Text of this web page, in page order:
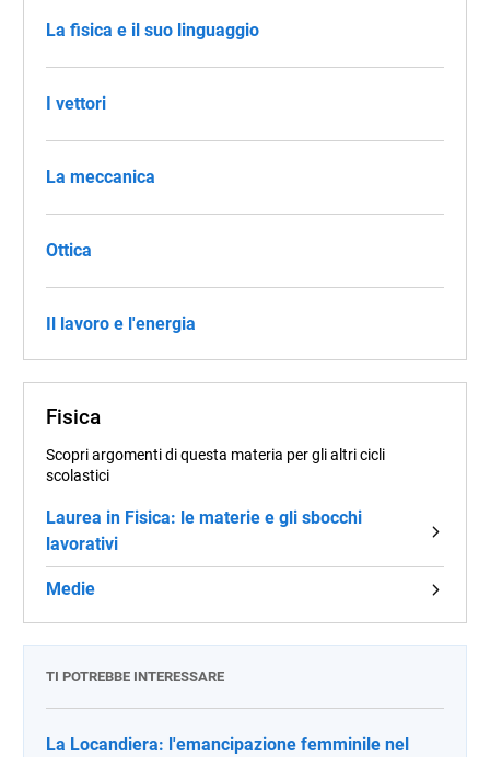
La fisica e il suo linguaggio
I vettori
La meccanica
Ottica
Il lavoro e l'energia
Fisica
Scopri argomenti di questa materia per gli altri cicli
scolastici
Laurea in Fisica: le materie e gli sbocchi
lavorativi
Medie
TI POTREBBE INTERESSARE
La Locandiera: l'emancipazione femminile nel